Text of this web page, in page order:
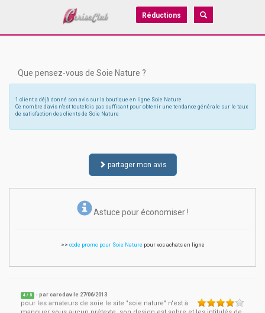
Réductions
Que pensez-vous de Soie Nature ?
1 client a déjà donné son avis sur la boutique en ligne Soie Nature
Ce nombre d'avis n'est toutefois pas suffisant pour obtenir une tendance générale sur le taux
de satisfaction des clients de Soie Nature
partager mon avis
Astuce pour économiser !
>> code promo pour Soie Nature pour vos achats en ligne
4 / 5 - parcarodav le 27/06/2013
pour les amateurs de soie le site "soie nature" n'est à